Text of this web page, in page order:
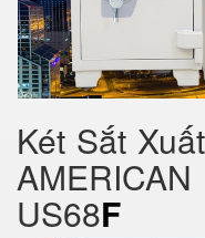
Két Sắt
US68F